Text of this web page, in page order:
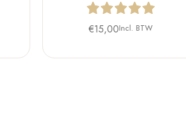
€15,00Incl. BTW